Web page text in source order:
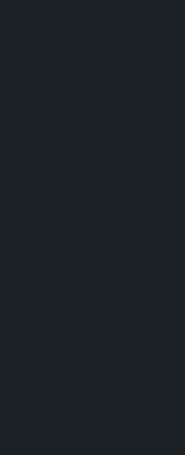
กรรมกลับเล่นตลก
รู้สึกที่ว่า “ทำไม
ง และนี่คือสิ่งที่
ณ์ของคนดูอย่าง
กับงานศิลปะ แม้
หยุดชื่นชม อย่างไร
เส้นคงวาไปตลอด
อนิเมชันสะดุดไป
นตอนเปิดซีซั่น ก็มี